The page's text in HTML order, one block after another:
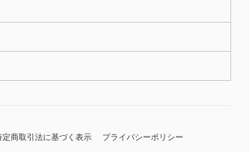
定商取引法に基づく表示 プライバシーポリシー